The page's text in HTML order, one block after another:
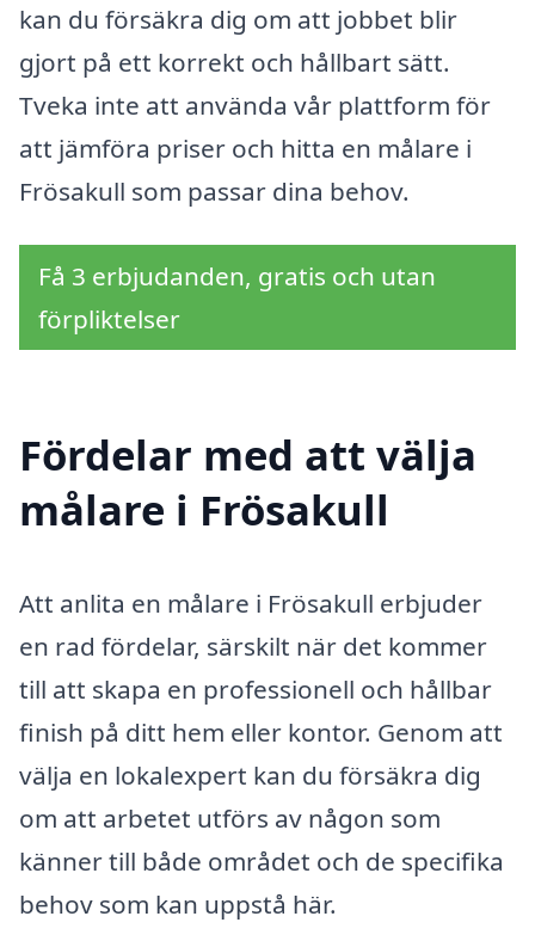
kan du försäkra dig om att jobbet blir
gjort på ett korrekt och hållbart sätt.
Tveka inte att använda vår plattform för
att jämföra priser och hitta en målare i
Frösakull som passar dina behov.
Få 3 erbjudanden, gratis och utan
förpliktelser
Fördelar med att välja
målare i Frösakull
Att anlita en målare i Frösakull erbjuder
en rad fördelar, särskilt när det kommer
till att skapa en professionell och hållbar
finish på ditt hem eller kontor. Genom att
välja en lokalexpert kan du försäkra dig
om att arbetet utförs av någon som
känner till både området och de specifika
behov som kan uppstå här.